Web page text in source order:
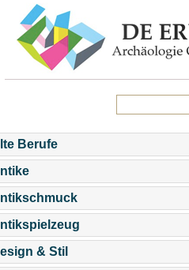
Berufe
& Stil